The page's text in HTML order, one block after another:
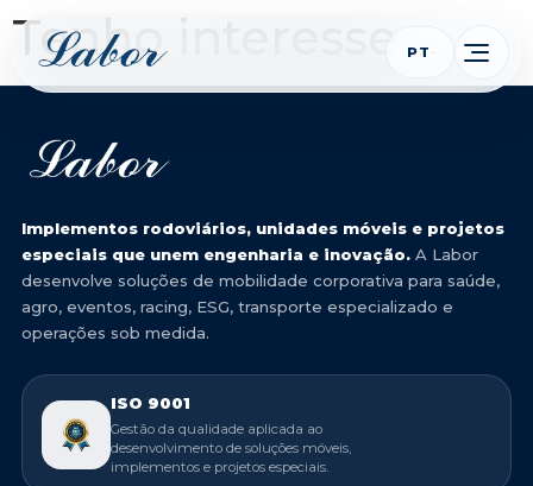
PT
Tenho interesse
Implementos rodoviários, unidades móveis e projetos
especiais que unem engenharia e inovação. A Labor
desenvolve soluções de mobilidade corporativa para saúde,
agro, eventos, racing, ESG, transporte especializado e
operações sob medida.
ISO 9001
Gestão da qualidade aplicada ao
desenvolvimento de soluções móveis,
implementos e projetos especiais.